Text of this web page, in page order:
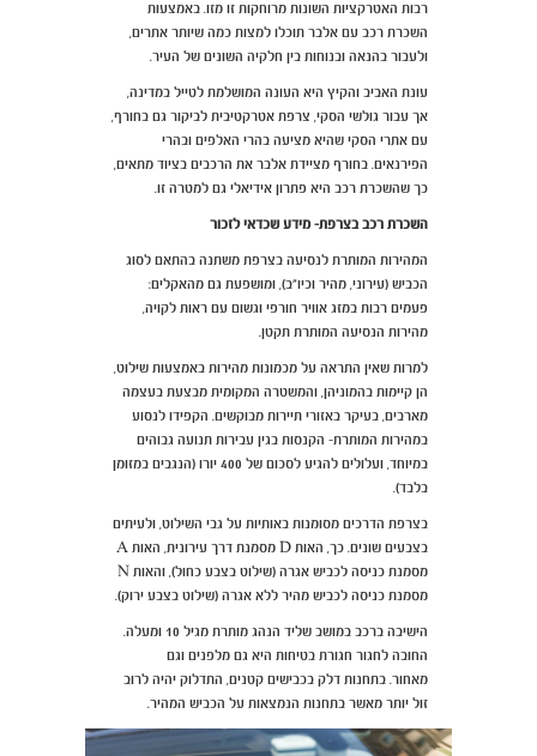
רבות האטרקציות השונות מרוחקות זו מזו. באמצעות
השכרת רכב עם אלבר תוכלו למצות כמה שיותר אתרים,
ולעבור בהנאה ובנוחות בין חלקיה השונים של העיר.
עונת האביב והקיץ היא העונה המושלמת לטייל במדינה,
אך עבור גולשי הסקי, צרפת אטרקטיבית לביקור גם בחורף,
עם אתרי הסקי שהיא מציעה בהרי האלפים ובהרי
הפירנאים. בחורף מציידת אלבר את הרכבים בציוד מתאים,
כך שהשכרת רכב היא פתרון אידיאלי גם למטרה זו.
השכרת רכב בצרפת- מידע שכדאי לזכור
המהירות המותרת לנסיעה בצרפת משתנה בהתאם לסוג
הכביש (עירוני, מהיר וכיו"ב), ומושפעת גם מהאקלים:
פעמים רבות במזג אוויר חורפי וגשום עם ראות לקויה,
מהירות הנסיעה המותרת תקטן.
למרות שאין התראה על מכמונות מהירות באמצעות שילוט,
הן קיימות בהמוניהן, והמשטרה המקומית מבצעת בעצמה
מארבים, בעיקר באזורי תיירות מבוקשים. הקפידו לנסוע
במהירות המותרת- הקנסות בגין עבירות תנועה גבוהים
במיוחד, ועלולים להגיע לסכום של 400 יורו (הנגבים במזומן
בלבד).
בצרפת הדרכים מסומנות באותיות על גבי השילוט, ולעיתים
בצבעים שונים. כך, האות D מסמנת דרך עירונית, האות A
מסמנת כניסה לכביש אגרה (שילוט בצבע כחול), והאות N
מסמנת כניסה לכביש מהיר ללא אגרה (שילוט בצבע ירוק).
הישיבה ברכב במושב שליד הנהג מותרת מגיל 10 ומעלה.
החובה לחגור חגורת בטיחות היא גם מלפנים וגם
מאחור. בתחנות דלק בכבישים קטנים, התדלוק יהיה לרוב
זול יותר מאשר בתחנות הנמצאות על הכביש המהיר.